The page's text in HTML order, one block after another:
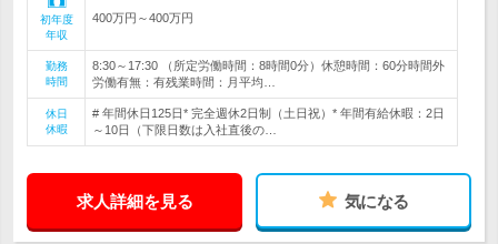
初年度
年収
400万円～400万円
勤務
時間
8:30～17:30 （所定労働時間：8時間0分）休憩時間：60分時間外
労働有無：有残業時間：月平均…
休日
休暇
# 年間休日125日* 完全週休2日制（土日祝）* 年間有給休暇：2日
～10日（下限日数は入社直後の…
求人詳細を見る 気になる